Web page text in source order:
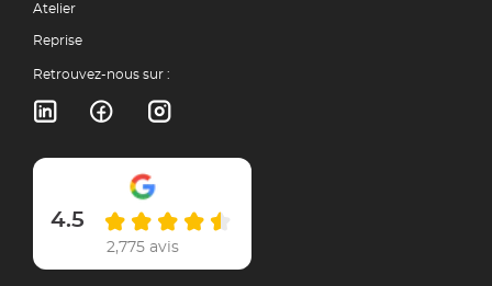
Atelier
Reprise
Retrouvez-nous sur :
4.5
2,775 avis